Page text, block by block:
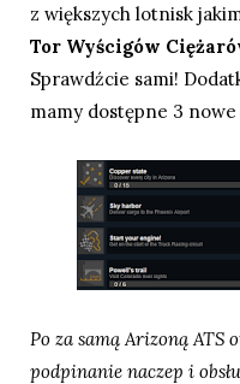
z większych lotnisk
Tor Wyścigów
Sprawdźcie sami!
mamy dostępne 3 nowe
Po za samą Arizoną ATS
podpinanie naczep i